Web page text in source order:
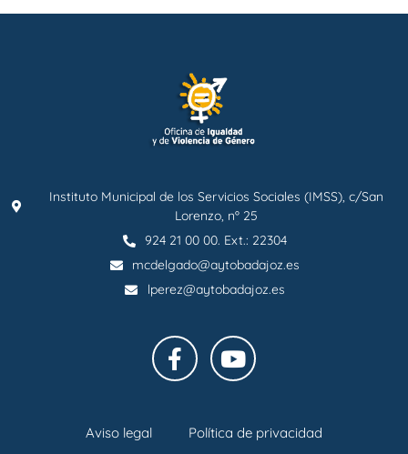
Instituto Municipal de los Servicios Sociales (IMSS), c/San
Lorenzo, nº 25
924 21 00 00. Ext.: 22304
mcdelgado@aytobadajoz.es
lperez@aytobadajoz.es
Aviso legal Política de privacidad